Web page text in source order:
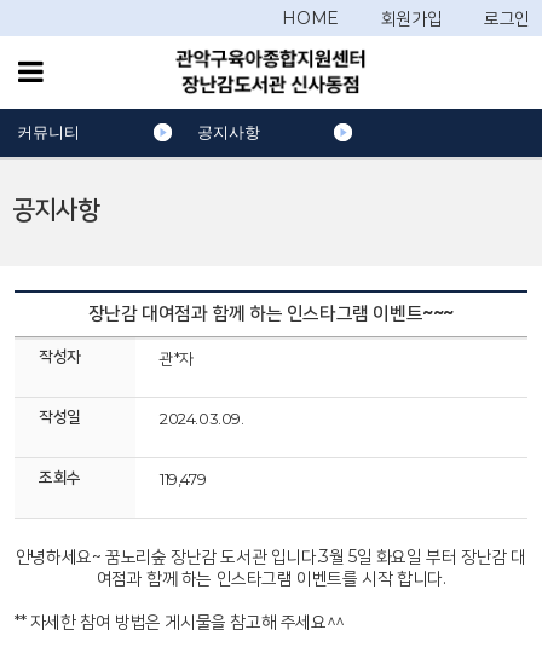
HOME 회원가입 로그인
공지사항
커뮤니티 공지사항
장난감 대여점과 함께 하는 인스타그램 이벤트~~~
작성자 관*자
작성일 2024.03.09.
조회수 119,479
안녕하세요~ 꿈노리숲 장난감 도서관 입니다.3월 5일 화요일 부터 장난감 대
여점과 함께 하는 인스타그램 이벤트를 시작 합니다.
** 자세한 참여 방법은 게시물을 참고해 주세요^^